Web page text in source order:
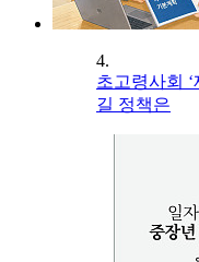
4.
초고령사회
길 정책은